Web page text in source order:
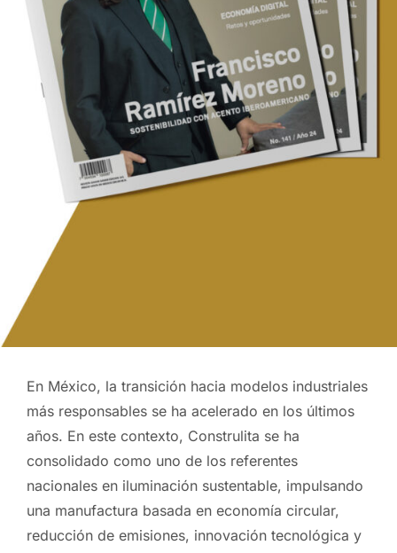
En México, la transición hacia modelos industriales
más responsables se ha acelerado en los últimos
años. En este contexto, Construlita se ha
consolidado como uno de los referentes
nacionales en iluminación sustentable, impulsando
una manufactura basada en economía circular,
reducción de emisiones, innovación tecnológica y